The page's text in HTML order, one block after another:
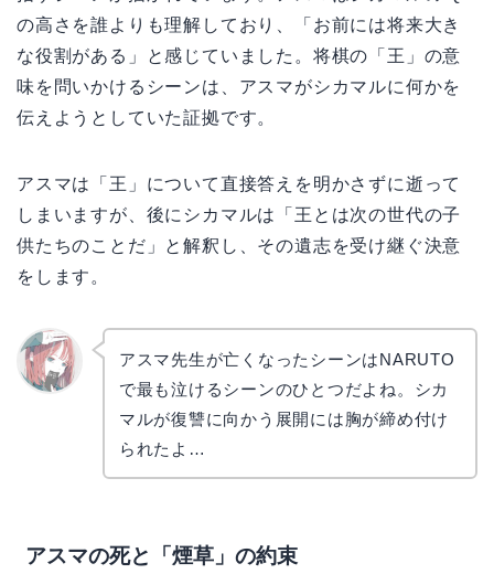
の高さを誰よりも理解しており、「お前には将来大き
な役割がある」と感じていました。将棋の「王」の意
味を問いかけるシーンは、アスマがシカマルに何かを
伝えようとしていた証拠です。
アスマは「王」について直接答えを明かさずに逝って
しまいますが、後にシカマルは「王とは次の世代の子
供たちのことだ」と解釈し、その遺志を受け継ぐ決意
をします。
アスマ先生が亡くなったシーンはNARUTO
で最も泣けるシーンのひとつだよね。シカ
マルが復讐に向かう展開には胸が締め付け
られたよ…
アスマの死と「煙草」の約束